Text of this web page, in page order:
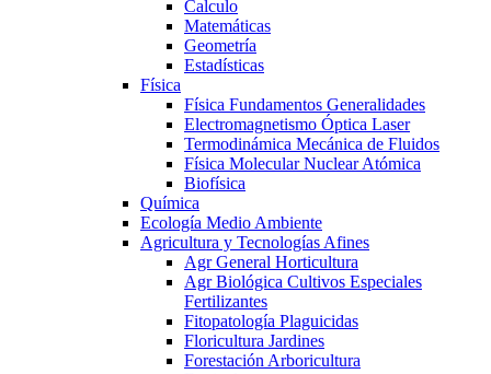
Calculo
Matemáticas
Geometría
Estadísticas
Física
Física Fundamentos Generalidades
Electromagnetismo Óptica Laser
Termodinámica Mecánica de Fluidos
Física Molecular Nuclear Atómica
Biofísica
Química
Ecología Medio Ambiente
Agricultura y Tecnologías Afines
Agr General Horticultura
Agr Biológica Cultivos Especiales
Fertilizantes
Fitopatología Plaguicidas
Floricultura Jardines
Forestación Arboricultura